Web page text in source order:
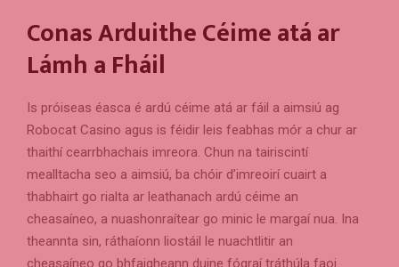
Conas Arduithe Céime atá ar
Lámh a Fháil
Is próiseas éasca é ardú céime atá ar fáil a aimsiú ag
Robocat Casino agus is féidir leis feabhas mór a chur ar
thaithí cearrbhachais imreora. Chun na tairiscintí
mealltacha seo a aimsiú, ba chóir d’imreoirí cuairt a
thabhairt go rialta ar leathanach ardú céime an
cheasaíneo, a nuashonraítear go minic le margaí nua. Ina
theannta sin, ráthaíonn liostáil le nuachtlitir an
cheasaíneo go bhfaigheann duine fógraí tráthúla faoi